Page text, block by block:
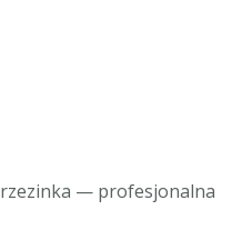
— profesjonalna